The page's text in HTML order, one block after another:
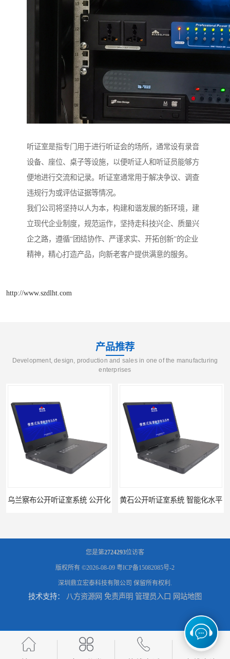
听证室是指专门用于进行听证会的场所，通常设有录音
设备、座位、桌子等设施，以便听证人和听证员能够方
便地进行交流和记录。听证室通常用于解决争议、调查
违规行为或评估证据等情况。
我们公司将坚持以人为本，构建和谐发展的新环境，建
立现代企业制度，规范运作，坚持走科技兴企、质量兴
企之路，遵循“团结协作、严谨求实、开拓创新”的企业
精神，精心打造产品，向新老客户提供满意的服务。
http://www.szdlht.com
产品推荐
Development, design, production and sales in one of the manufacturing
enterprises
察布公开听证室系统 公开化 黄石公开听证室系统 智能化水平
黑龙江数字法庭模拟厂家 六盘水模拟法庭厂家
您是第2724293位访客
版权所有 ©2026-08-09 粤ICP备15082085号-2
深圳鼎立宏泰科技有限公司 保留所有权利.
技术支持： 八方资源网 免责声明 管理员入口 网站地图